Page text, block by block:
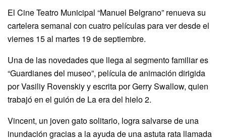
El Cine Teatro Municipal “Manuel Belgrano” renueva su
cartelera semanal con cuatro películas para ver desde el
viernes 15 al martes 19 de septiembre.
Una de las novedades que llega al segmento familiar es
“Guardianes del museo”, película de animación dirigida
por Vasiliy Rovenskiy y escrita por Gerry Swallow, quien
trabajó en el guión de La era del hielo 2.
Vincent, un joven gato solitario, logra salvarse de una
inundación gracias a la ayuda de una astuta rata llamada